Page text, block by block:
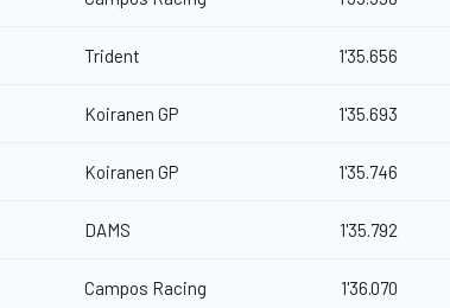
Trident 1'35.656
Koiranen GP 1'35.693
Koiranen GP 1'35.746
DAMS 1'35.792
Campos Racing 1'36.070